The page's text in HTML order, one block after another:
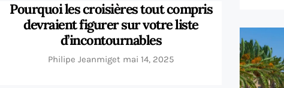
Pourquoi les croisières tout compris
devraient figurer sur votre liste
d’incontournables
Philipe Jeanmiget mai 14, 2025